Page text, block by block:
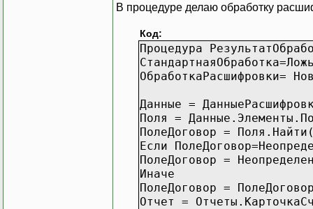
В процедуре делаю обработку
Код:
Процедура
ОбработкаРасшифровки=
Данные =
Поля =
ПолеДоговор =
Если
ПолеДоговор =
Иначе
ПолеДоговор =
Отчет =